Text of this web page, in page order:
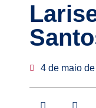
4 de maio